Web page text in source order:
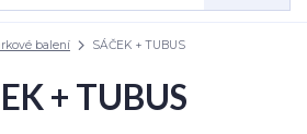
balení SÁČEK + TUBUS
+ TUBUS